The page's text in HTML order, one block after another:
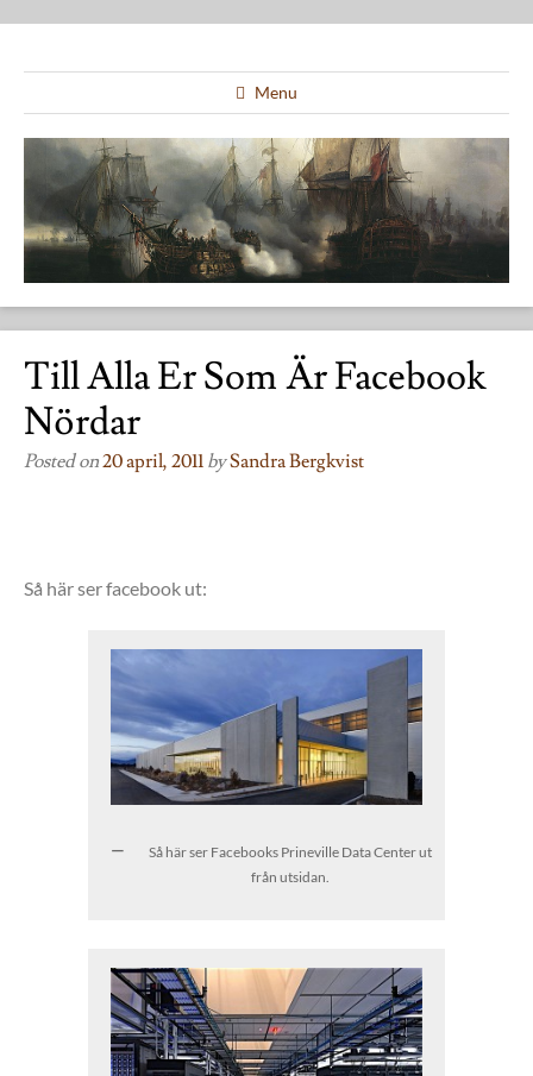
Menu
Till Alla Er Som Är Facebook
Nördar
Posted on20 april, 2011 bySandra Bergkvist
Så här ser facebook ut:
Så här ser Facebooks Prineville Data Center ut
från utsidan.